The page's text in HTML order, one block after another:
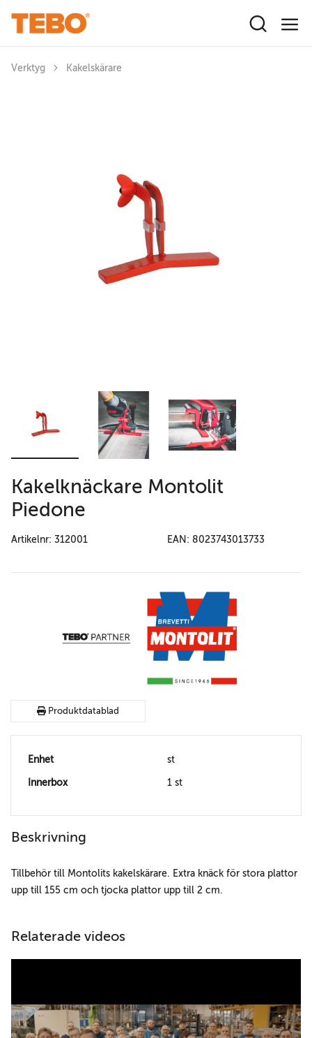
Verktyg Kakelskärare
Kakelknäckare Montolit
Piedone
Artikelnr: 312001 EAN: 8023743013733
Produktdatablad
Enhet st
Innerbox 1 st
Beskrivning
Tillbehör till Montolits kakelskärare. Extra knäck för stora plattor
upp till 155 cm och tjocka plattor upp till 2 cm.
Relaterade videos